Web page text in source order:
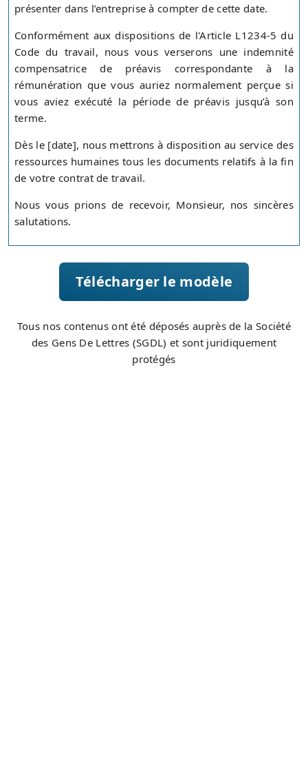
présenter dans l’entreprise à compter de cette date.
Conformément aux dispositions de l'Article L1234-5 du
Code du travail, nous vous verserons une indemnité
compensatrice de préavis correspondante à la
rémunération que vous auriez normalement perçue si
vous aviez exécuté la période de préavis jusqu’à son
terme.
Dès le [date], nous mettrons à disposition au service des
ressources humaines tous les documents relatifs à la fin
de votre contrat de travail.
Nous vous prions de recevoir, Monsieur, nos sincères
salutations.
Télécharger le modèle
Tous nos contenus ont été déposés auprès de la Société
des Gens De Lettres (SGDL) et sont juridiquement
protégés